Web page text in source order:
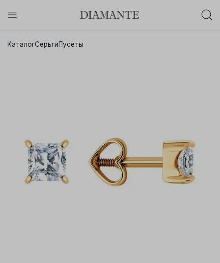
КаталогСерьгиПусеты